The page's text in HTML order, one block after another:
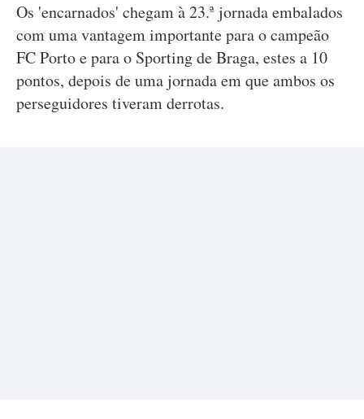
Os 'encarnados' chegam à 23.ª jornada embalados
com uma vantagem importante para o campeão
FC Porto e para o Sporting de Braga, estes a 10
pontos, depois de uma jornada em que ambos os
perseguidores tiveram derrotas.